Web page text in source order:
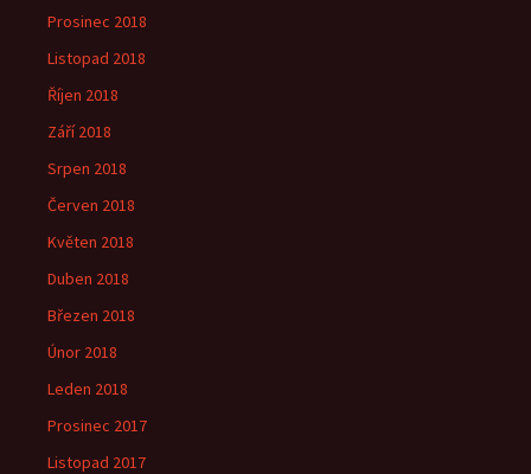
Prosinec 2018
Listopad 2018
Říjen 2018
Září 2018
Srpen 2018
Červen 2018
Květen 2018
Duben 2018
Březen 2018
Únor 2018
Leden 2018
Prosinec 2017
Listopad 2017